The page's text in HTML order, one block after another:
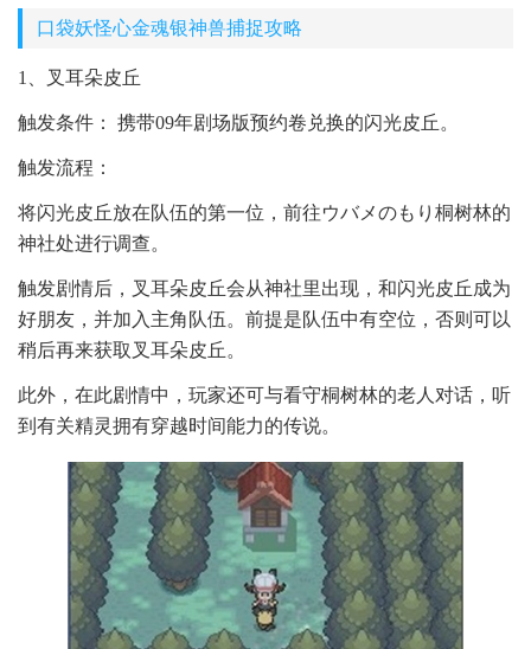
口袋妖怪心金魂银神兽捕捉攻略
1、叉耳朵皮丘
触发条件： 携带09年剧场版预约卷兑换的闪光皮丘。
触发流程：
将闪光皮丘放在队伍的第一位，前往ウバメのもり桐树林的
神社处进行调查。
触发剧情后，叉耳朵皮丘会从神社里出现，和闪光皮丘成为
好朋友，并加入主角队伍。前提是队伍中有空位，否则可以
稍后再来获取叉耳朵皮丘。
此外，在此剧情中，玩家还可与看守桐树林的老人对话，听
到有关精灵拥有穿越时间能力的传说。